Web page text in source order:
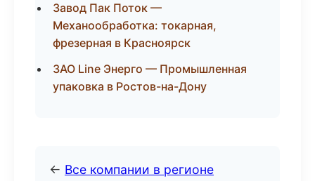
Завод Пак Поток —
Механообработка: токарная,
фрезерная в Красноярск
ЗАО Line Энерго — Промышленная
упаковка в Ростов-на-Дону
← Все компании в регионе